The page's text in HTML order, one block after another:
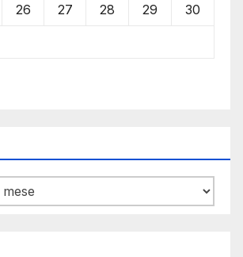
26 27 28 29 30